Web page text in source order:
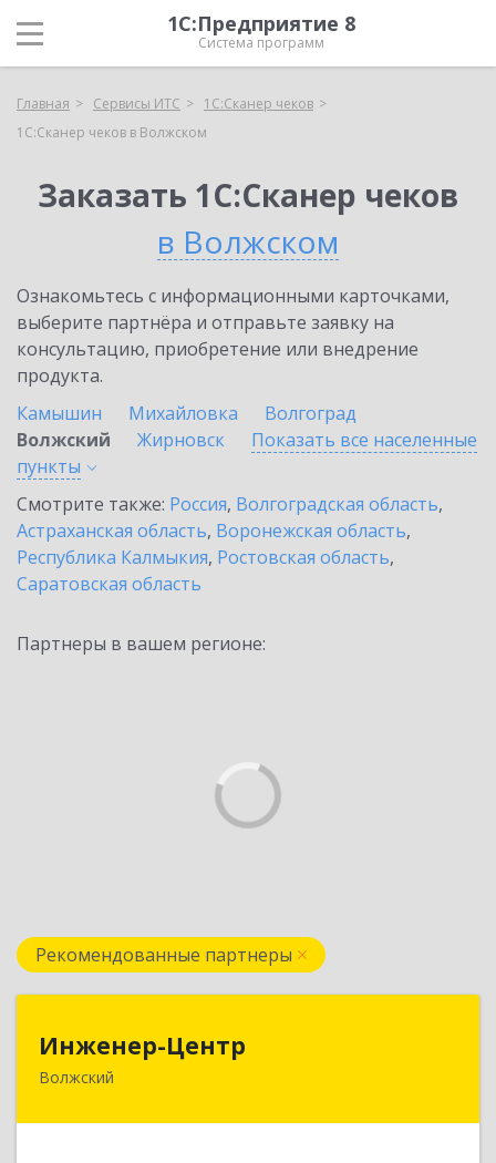
1С:Предприятие 8
Система программ
Главная Сервисы ИТС
1С:Сканер чеков
1С:Сканер чеков в Волжском
Заказать 1С:Сканер чеков
в Волжском
Ознакомьтесь с информационными карточками,
выберите партнёра и отправьте заявку на
консультацию, приобретение или внедрение
продукта.
Камышин
Михайловка
Волгоград
Волжский
Жирновск
Показать все населенные
пункты
Смотрите также: Россия, Волгоградская область,
Астраханская область, Воронежская область,
Республика Калмыкия, Ростовская область,
Саратовская область
Партнеры в вашем регионе:
Рекомендованные партнеры
Инженер-Центр
Волжский404120, Волгоградская обл, Волжский г, им